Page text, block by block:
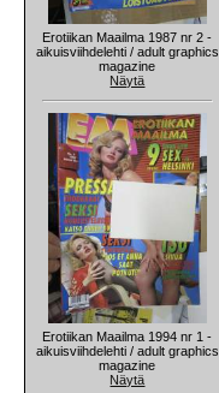
Erotiikan Maailma 1987 nr 2 -
aikuisviihdelehti / adult graphics
magazine
Näytä
Erotiikan Maailma 1994 nr 1 -
aikuisviihdelehti / adult graphics
magazine
Näytä